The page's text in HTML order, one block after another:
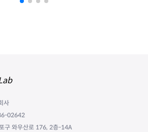
사
02642
구 와우산로 176, 2층-14A